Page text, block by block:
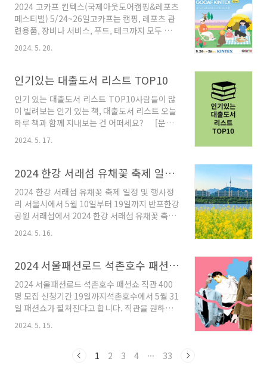
다. - 서울시립미술아카이브 홈페이지 바로가
기 2. 아르코 미술관 2층 라운지 - 위치 : 서울
시 종로구 동승길 3 한국문화예술위원회- 탁 트
인 통장으로 마로니에공원을 한눈에 볼 수 있는
브도 별도 예약절차 없이 ..
2024 고카프 킨텍스(국제아웃도어캠핑&레포츠
페스티벌) 5/24~26일고카프는 캠핑, 레포츠 관
련용품, 장비나 서비스, 푸드, 테크까지 모두 관람
할 수 있는 박람회라고 하니 관심 있는 분들은 참
석해 보세요!! 2024 고카프 킨텍스- 기간 :
소 : 일산 킨텍스- 시간 : 10시~18시- 5월 23일까
료 1만 3천 원 → 할인된 금액 8천 원)- 입장 인원
몸도 각각 등록 진행 (1인 1 매표)- 고카프 전시사
무국 : 02-6121-6388- 입장할인 예약하기 바로
가기 1. 유명브랜드의 2024 신제품을 고카프
2024. 5. 20.
인기있는 대출도서 리스트 TOP10
인기 있는 대출도서 리스트 TOP10사람들이 많
이 빌려보는 인기 있는 책, 대출도서 리스트 오늘
하루 책과 함께 지내보는 건 어떠세요? [문학
편]1위 김호연 - 불편한 편의점12위 정지아 - 아
버지의 해방일지3위 김호연 - 불편한 편의점24
서오세요, 휴남동 서점입니다.6위 김훈 - 하얼빈
7위 최은영 - 밝은 밤8위 손원평 - 아몬드9위 김
영하 - 작별인사10위 이민진 - 파친코1 [비문
학 편]1위 미움받을 용기2위 룰루 밀러 - 물고기
는 존재하지 않는다3위 김승호 - 돈의 속성4위 김
미경 - 김미경의 마흔수업5위 김혜남 - 만일 내가
원씽9..
2024. 5. 17.
2024 한강 서래섬 유채꽃 축제 일정 및 행사정리
2024 한강 서래섬 유채꽃 축제 일정 및 행사정
리 서울시에서 5월 10일부터 19일까지 반포한강
공원 서래섬에서 2024 한강 서래섬 유채꽃 축제
장소 : 반포한강공원 서래섬- 기간: 2024년 5월
18일 ~ 19일 11시~18시- 포토존, 쉼터 : 행사기
간 중 상시운영- 행사내용 : 공연, 체험, 포토존,
쉼터- 유채 찬란 포토존 9개소 운영- 유채 찬란 체
험 5종 (18일~19일)- 유채 찬란 공연 3종 (19일
~19일)- 쉼터 2개소 운영- 문의 : 다산콜센터
120- 행사 안내 페이지 바로가기 1. 축제지
2024. 5. 16.
2024 서울패션로드 석촌호수 패션쇼 직관 400명 모집 신청기간 19일까지
2024 서울패션로드 석촌호수 패션쇼 직관 400
명 모집 신청기간 19일까지석촌호수에서 5월 31
일 패션쇼가 펼쳐진다고 합니다. 직관을 원하시
션로드- 일정 : 2024년 5월 31일 18시- 장소 : 석
청 기간 : ~19일까지- 온라인 신청 : 공공서비스예
2024. 5. 15.
1 2 3 4 ··· 33